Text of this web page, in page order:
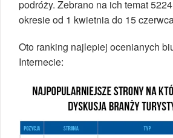
podróży. Zebrano na ich temat
okresie od 1 kwietnia do 15
Oto ranking najlepiej ocenianych
Internecie: